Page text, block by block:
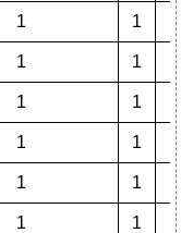
1 1 1
1 1 1
1 1 1
1 1 1
1 1 1
1 1 1